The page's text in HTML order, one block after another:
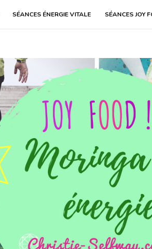
SÉANCES ÉNERGIE VITALE SÉANCES JOY